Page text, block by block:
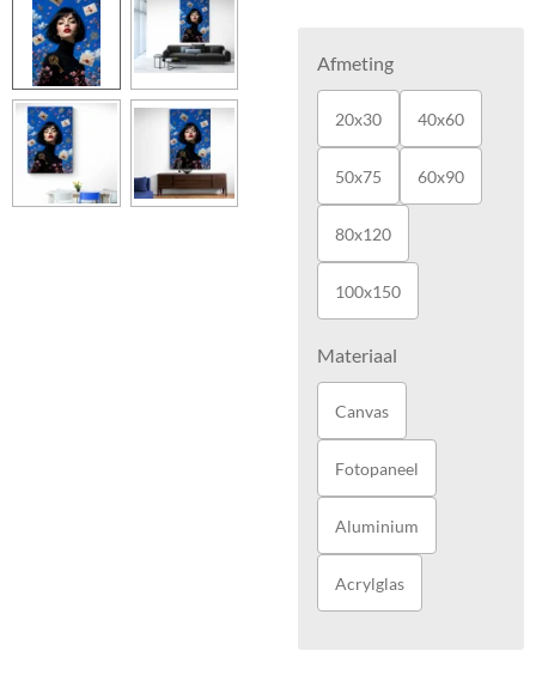
Afmeting
20x30 40x60
50x75 60x90
80x120
100x150
Materiaal
Canvas
Fotopaneel
Aluminium
Acrylglas